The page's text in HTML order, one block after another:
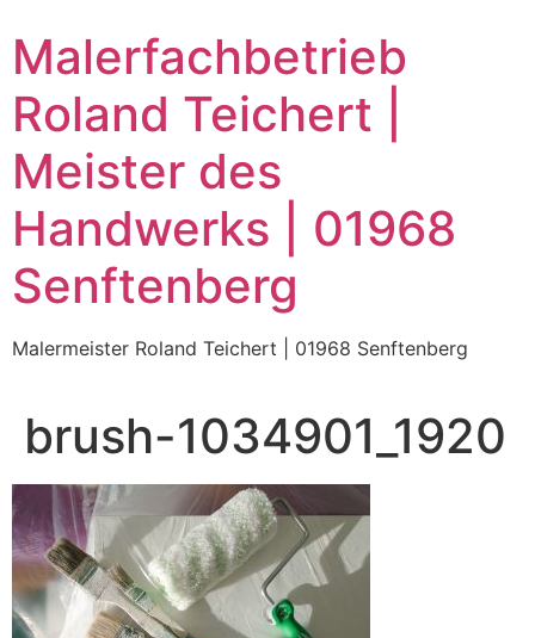
Inhalt
wechseln
Malerfachbetrieb
Roland Teichert |
Meister des
Handwerks | 01968
Senftenberg
Malermeister Roland Teichert | 01968 Senftenberg
brush-1034901_1920